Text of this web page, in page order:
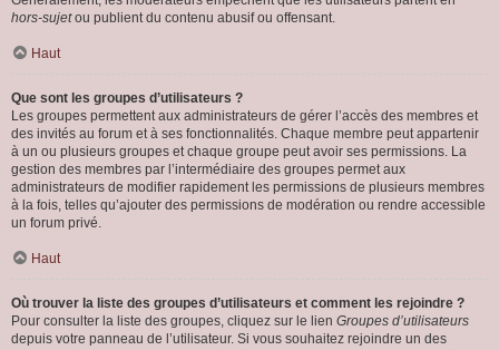
hors-sujetou publient du contenu abusif ou offensant.
Haut
Que sont les groupes d’utilisateurs ?
Les groupes permettent aux administrateurs de gérer l’accès des membres et
des invités au forum et à ses fonctionnalités. Chaque membre peut appartenir
à un ou plusieurs groupes et chaque groupe peut avoir ses permissions. La
gestion des membres par l’intermédiaire des groupes permet aux
administrateurs de modifier rapidement les permissions de plusieurs membres
à la fois, telles qu’ajouter des permissions de modération ou rendre accessible
un forum privé.
Haut
Où trouver la liste des groupes d’utilisateurs et comment les rejoindre ?
Pour consulter la liste des groupes, cliquez sur le lien Groupes d’utilisateurs
depuis votre panneau de l’utilisateur. Si vous souhaitez rejoindre un des